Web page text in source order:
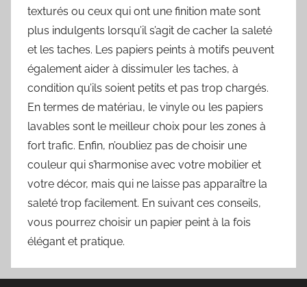
texturés ou ceux qui ont une finition mate sont
plus indulgents lorsqu’il s’agit de cacher la saleté
et les taches. Les papiers peints à motifs peuvent
également aider à dissimuler les taches, à
condition qu’ils soient petits et pas trop chargés.
En termes de matériau, le vinyle ou les papiers
lavables sont le meilleur choix pour les zones à
fort trafic. Enfin, n’oubliez pas de choisir une
couleur qui s’harmonise avec votre mobilier et
votre décor, mais qui ne laisse pas apparaître la
saleté trop facilement. En suivant ces conseils,
vous pourrez choisir un papier peint à la fois
élégant et pratique.